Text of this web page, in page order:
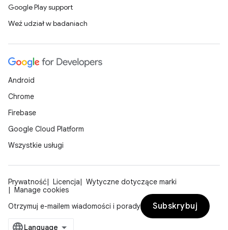
Google Play support
Weź udział w badaniach
Android
Chrome
Firebase
Google Cloud Platform
Wszystkie usługi
Prywatność Licencja
Wytyczne dotyczące marki
Manage cookies
Otrzymuj e-mailem wiadomości i porady
Subskrybuj